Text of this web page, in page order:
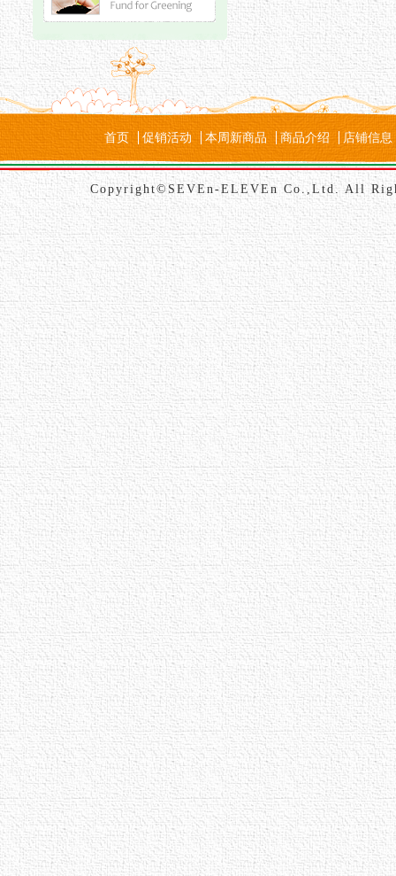
首页 促销活动 本周新商品 商品介绍 店铺信息
Copyright©SEVEn-ELEVEn Co.,Ltd. All